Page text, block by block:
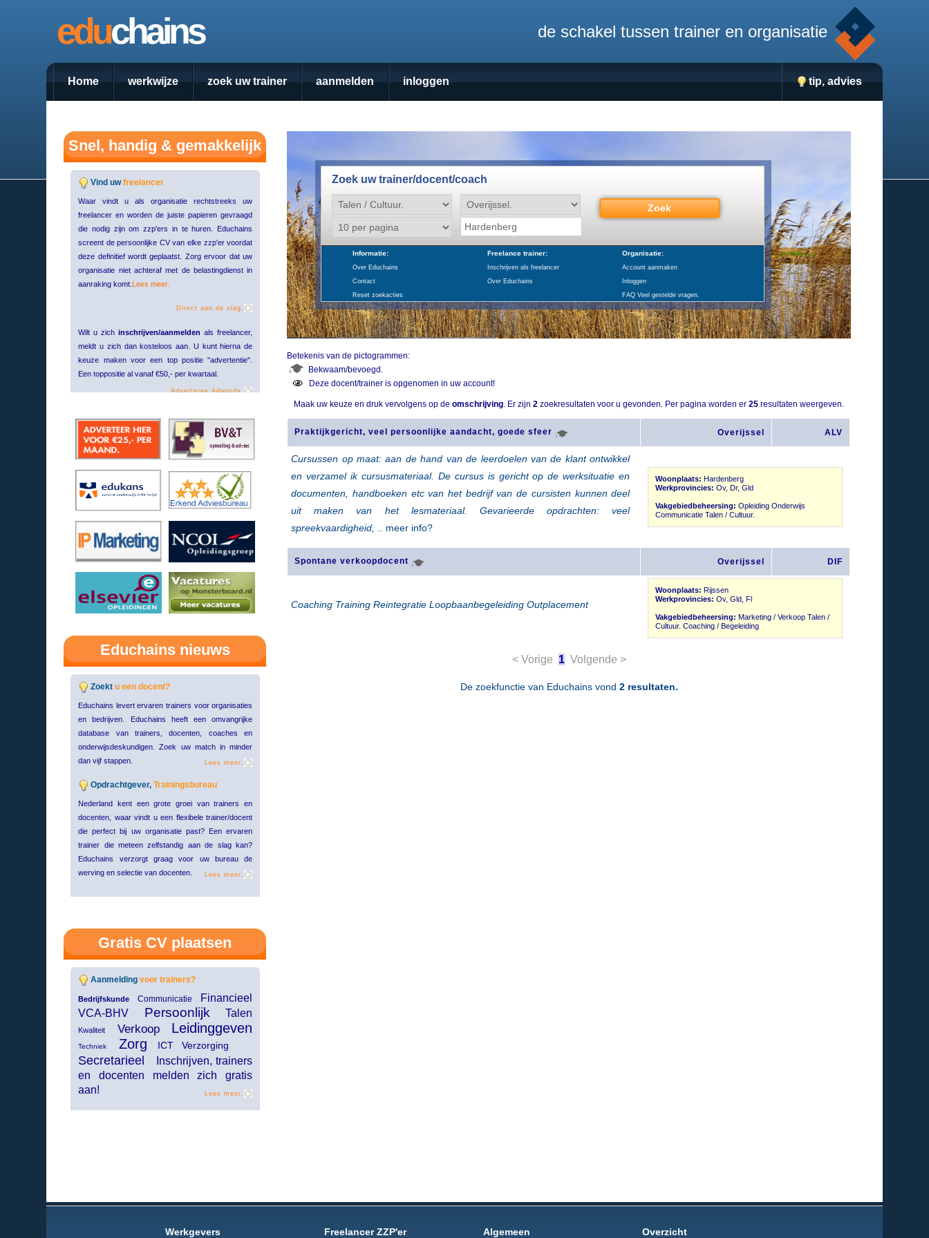
educhains de schakel tussen trainer en organisatie
Home werkwijze zoek uw trainer aanmelden inloggen tip, advies
Snel, handig & gemakkelijk
Vind uwfreelancer
Waar vindt u als organisatie rechtstreeks uw
freelancer en worden de juiste papieren gevraagd
die nodig zijn om zzp'ers in te huren. Educhains
screent de persoonlijke CV van elke zzp'er voordat
deze definitief wordt geplaatst. Zorg ervoor dat uw
organisatie niet achteraf met de belastingdienst in
aanraking komt. Lees meer.
Direct aan de slag.
Wilt u zichinschrijven/aanmelden als freelancer,
meldt u zich dan kosteloos aan. U kunt hierna de
keuze maken voor een top positie "advertentie".
Een toppositie al vanaf €50,- per kwartaal.
Adverteren Adwords.
Educhains nieuws
Zoektu een docent?
Educhains levert ervaren trainers voor organisaties
en bedrijven. Educhains heeft een omvangrijke
database van trainers, docenten, coaches en
onderwijsdeskundigen. Zoek uw match in minder
dan vijf stappen.
Lees meer.
Opdrachtgever,Trainingsbureau
Nederland kent een grote groei van trainers en
docenten, waar vindt u een flexibele trainer/docent
die perfect bij uw organisatie past? Een ervaren
trainer die meteen zelfstandig aan de slag kan?
Educhains verzorgt graag voor uw bureau de
werving en selectie van docenten.
Lees meer.
Gratis CV plaatsen
Aanmeldingvoor trainers?
Bedrijfskunde Communicatie
Financieel
VCA-BHV
Persoonlijk Talen
Kwaliteit Verkoop Leidinggeven
Techniek Zorg ICT Verzorging
Secretarieel
Inschrijven, trainers
en docenten melden zich gratis
aan!
Lees meer.
Zoek uw trainer/docent/coach
Informatie:
Over Educhains
Contact
Reset zoekacties
Freelance trainer:
Inschrijven als freelancer
Over Educhains
Organisatie:
Account aanmaken
Inloggen
FAQ Veel gestelde vragen.
Betekenis van de pictogrammen:
Bekwaam/bevoegd.
Deze docent/trainer is opgenomen in uw account!
Maak uw keuze en druk vervolgens op deomschrijving. Er zijn2 zoekresultaten voor u gevonden. Per pagina worden er25 resultaten weergeven.
Praktijkgericht, veel persoonlijke aandacht, goede sfeer Overijssel ALV
Cursussen op maat: aan de hand van de leerdoelen van de klant ontwikkel
en verzamel ik cursusmateriaal. De cursus is gericht op de werksituatie en
documenten, handboeken etc van het bedrijf van de cursisten kunnen deel
uit maken van het lesmateriaal. Gevarieerde opdrachten: veel
spreekvaardigheid, .. meer info?
Woonplaats:Hardenberg
Werkprovincies: Ov, Dr, Gld
Vakgebiedbeheersing:Opleiding Onderwijs
Communicatie Talen / Cultuur.
Spontane verkoopdocent Overijssel DIF
Coaching Training Reintegratie Loopbaanbegeleiding Outplacement
Woonplaats:Rijssen
Werkprovincies: Ov, Gld, Fl
Vakgebiedbeheersing:Marketing / Verkoop Talen /
Cultuur. Coaching / Begeleiding
< Vorige 1 Volgende >
De zoekfunctie van Educhains vond 2 resultaten.
Werkgevers Freelancer ZZP'er Algemeen Overzicht